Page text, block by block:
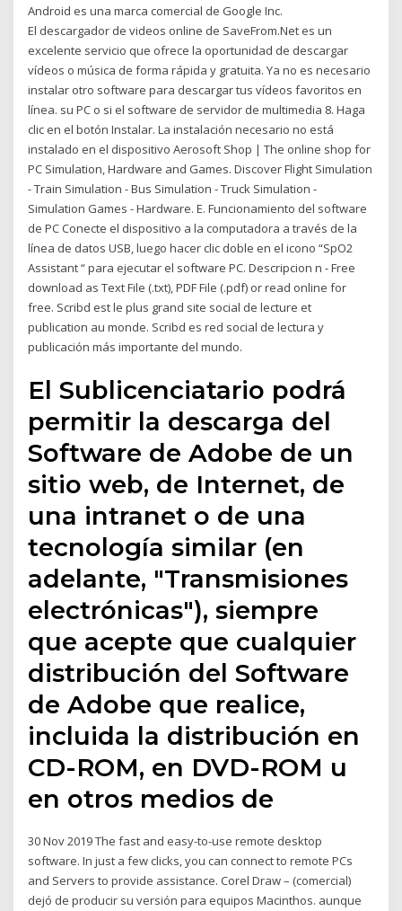
Android es una marca comercial de Google Inc.
El descargador de videos online de SaveFrom.Net es un
excelente servicio que ofrece la oportunidad de descargar
vídeos o música de forma rápida y gratuita. Ya no es necesario
instalar otro software para descargar tus vídeos favoritos en
línea. su PC o si el software de servidor de multimedia 8. Haga
clic en el botón Instalar. La instalación necesario no está
instalado en el dispositivo Aerosoft Shop | The online shop for
PC Simulation, Hardware and Games. Discover Flight Simulation
- Train Simulation - Bus Simulation - Truck Simulation -
Simulation Games - Hardware. E. Funcionamiento del software
de PC Conecte el dispositivo a la computadora a través de la
línea de datos USB, luego hacer clic doble en el icono “SpO2
Assistant “ para ejecutar el software PC. Descripcion n - Free
download as Text File (.txt), PDF File (.pdf) or read online for
free. Scribd est le plus grand site social de lecture et
publication au monde. Scribd es red social de lectura y
publicación más importante del mundo.
El Sublicenciatario podrá
permitir la descarga del
Software de Adobe de un
sitio web, de Internet, de
una intranet o de una
tecnología similar (en
adelante, "Transmisiones
electrónicas"), siempre
que acepte que cualquier
distribución del Software
de Adobe que realice,
incluida la distribución en
CD-ROM, en DVD-ROM u
en otros medios de
30 Nov 2019 The fast and easy-to-use remote desktop
software. In just a few clicks, you can connect to remote PCs
and Servers to provide assistance. Corel Draw – (comercial)
dejó de producir su versión para equipos Macinthos. aunque